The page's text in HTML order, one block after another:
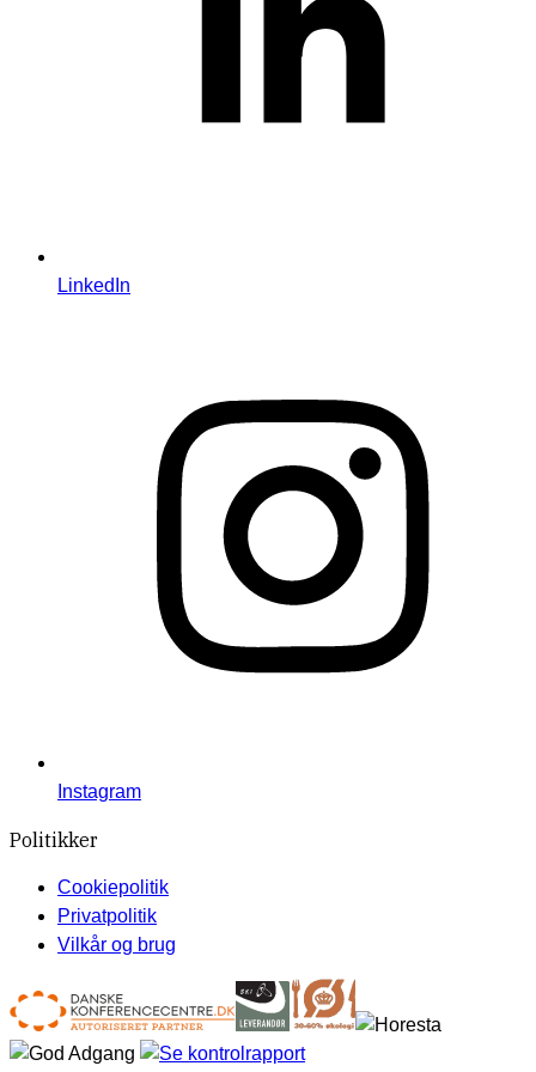
LinkedIn
Instagram
Politikker
Cookiepolitik
Privatpolitik
Vilkår og brug